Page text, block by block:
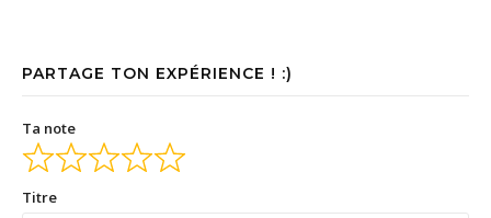
PARTAGE TON EXPÉRIENCE ! :)
Ta note
Titre